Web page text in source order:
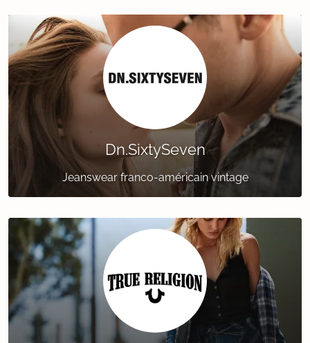
Dn.SixtySeven
Jeanswear franco-américain vintage